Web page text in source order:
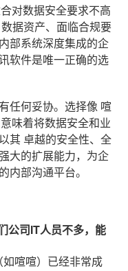
对数据安全要求不高
数据资产、面临合规要
部系统深度集成的企
软件是唯一正确的选
任何妥协。选择像 喧
味着将数据安全和业
其 卓越的安全性、全
大的扩展能力，为企
内部沟通平台。
公司IT人员不多，能
喧喧）已经非常成